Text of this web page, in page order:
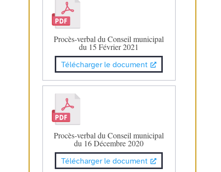
Procès-verbal du Conseil municipal
du 15 Février 2021
Télécharger le document
Procès-verbal du Conseil municipal
du 16 Décembre 2020
Télécharger le document